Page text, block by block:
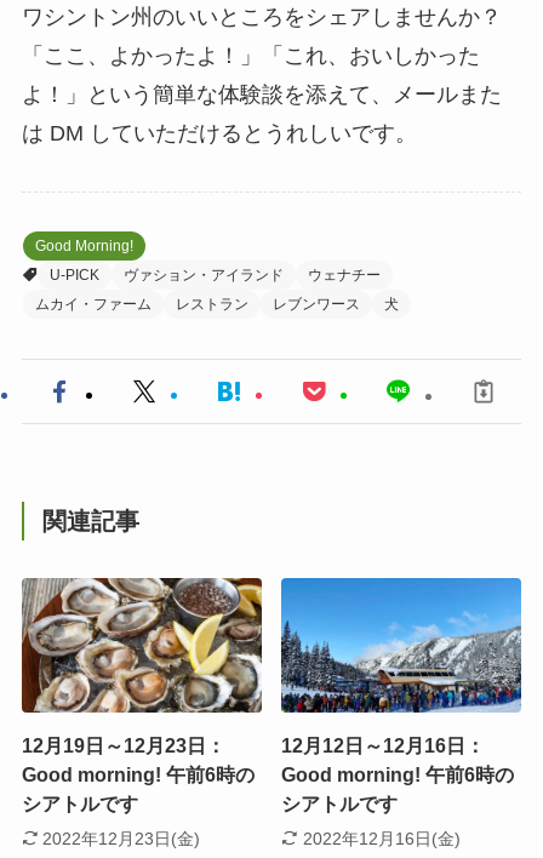
ワシントン州のいいところをシェアしませんか？
「ここ、よかったよ！」「これ、おいしかった
よ！」という簡単な体験談を添えて、メールまた
は DM していただけるとうれしいです。
Good Morning!
U-PICK
ヴァション・アイランド
ウェナチー
ムカイ・ファーム
レストラン レブンワース 犬
関連記事
12月19日～12月23日：
Good morning! 午前6時の
シアトルです
2022年12月23日(金)
12月12日～12月16日：
Good morning! 午前6時の
シアトルです
2022年12月16日(金)